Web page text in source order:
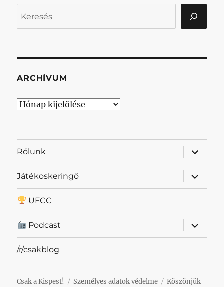
ARCHÍVUM
Archívum
Rólunk
almenü
Játékoskeringő
almenü
UFCC
Podcast
almenü
/r/csakblog
Csak a Kispest! Személyes adatok védelme Köszönjük